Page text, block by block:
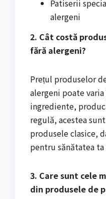
Patiserii
alergeni
2. Cât costă
fără alergeni?
Prețul produselor
alergeni poate
ingrediente,
regulă, acestea
produsele clasice,
pentru sănătatea
3. Care sunt cele
din produsele de